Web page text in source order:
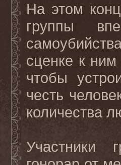
На этом
группы
сценке к ним
чтобы
честь
количества
Участники